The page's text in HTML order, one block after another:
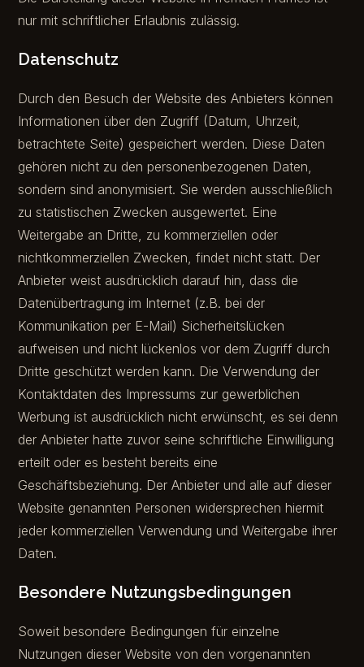
nur mit schriftlicher Erlaubnis zulässig.
Datenschutz
Durch den Besuch der Website des Anbieters können
Informationen über den Zugriff (Datum, Uhrzeit,
betrachtete Seite) gespeichert werden. Diese Daten
gehören nicht zu den personenbezogenen Daten,
sondern sind anonymisiert. Sie werden ausschließlich
zu statistischen Zwecken ausgewertet. Eine
Weitergabe an Dritte, zu kommerziellen oder
nichtkommerziellen Zwecken, findet nicht statt. Der
Anbieter weist ausdrücklich darauf hin, dass die
Datenübertragung im Internet (z.B. bei der
Kommunikation per E-Mail) Sicherheitslücken
aufweisen und nicht lückenlos vor dem Zugriff durch
Dritte geschützt werden kann. Die Verwendung der
Kontaktdaten des Impressums zur gewerblichen
Werbung ist ausdrücklich nicht erwünscht, es sei denn
der Anbieter hatte zuvor seine schriftliche Einwilligung
erteilt oder es besteht bereits eine
Geschäftsbeziehung. Der Anbieter und alle auf dieser
Website genannten Personen widersprechen hiermit
jeder kommerziellen Verwendung und Weitergabe ihrer
Daten.
Besondere Nutzungsbedingungen
Soweit besondere Bedingungen für einzelne
Nutzungen dieser Website von den vorgenannten